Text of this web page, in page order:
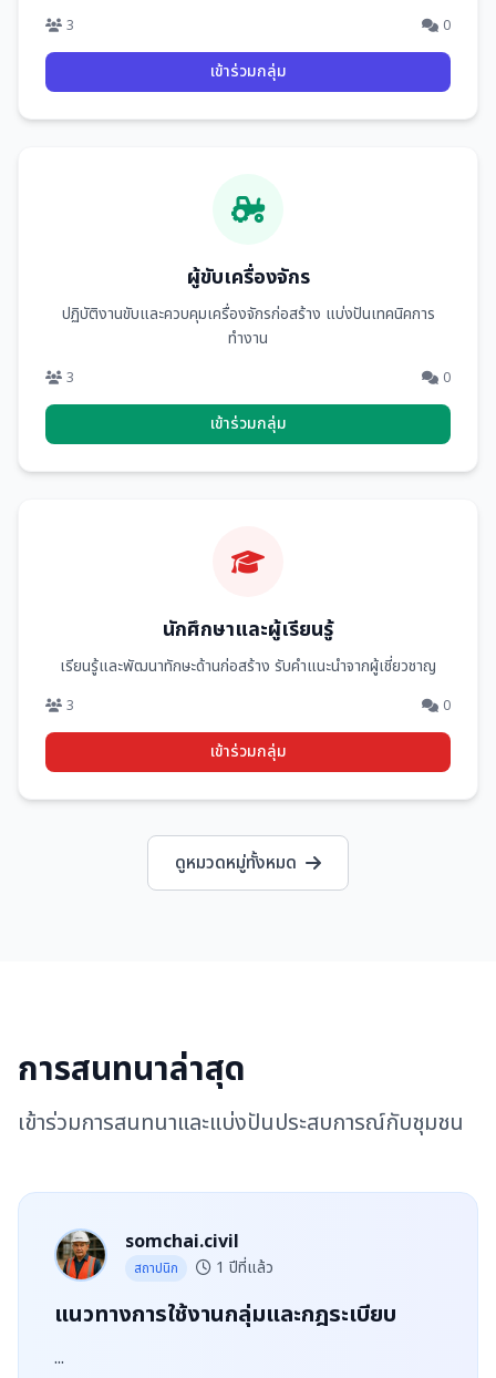
3 0
เข้าร่วมกลุ่ม
ผู้ขับเครื่องจักร
ปฏิบัติงานขับและควบคุมเครื่องจักรก่อสร้าง แบ่งปันเทคนิคการ
ทำงาน
3 0
เข้าร่วมกลุ่ม
นักศึกษาและผู้เรียนรู้
เรียนรู้และพัฒนาทักษะด้านก่อสร้าง รับคำแนะนำจากผู้เชี่ยวชาญ
3 0
เข้าร่วมกลุ่ม
ดูหมวดหมู่ทั้งหมด
การสนทนาล่าสุด
เข้าร่วมการสนทนาและแบ่งปันประสบการณ์กับชุมชน
somchai.civil
สถาปนิก 1 ปีที่แล้ว
แนวทางการใช้งานกลุ่มและกฎระเบียบ
...